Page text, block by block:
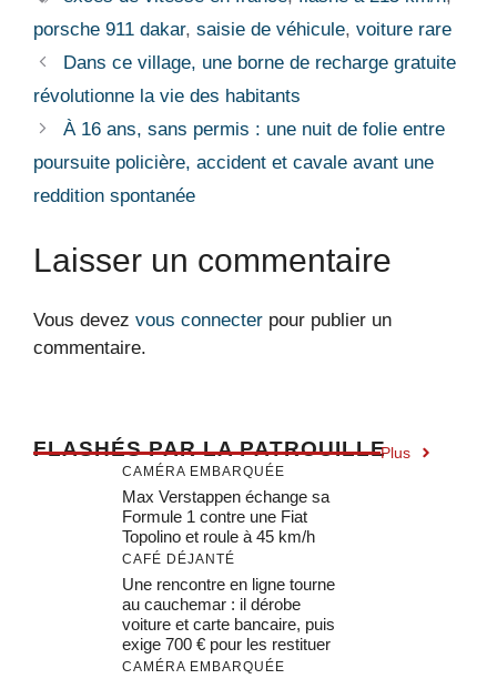
porsche 911 dakar, saisie de véhicule, voiture rare
Dans ce village, une borne de recharge gratuite
révolutionne la vie des habitants
À 16 ans, sans permis : une nuit de folie entre
poursuite policière, accident et cavale avant une
reddition spontanée
Laisser un commentaire
Vous devez vous connecter pour publier un
commentaire.
FLASHÉS PAR LA PATROUILLEPlus
CAMÉRA EMBARQUÉE
Max Verstappen échange sa
Formule 1 contre une Fiat
Topolino et roule à 45 km/h
CAFÉ DÉJANTÉ
Une rencontre en ligne tourne
au cauchemar : il dérobe
voiture et carte bancaire, puis
exige 700 € pour les restituer
CAMÉRA EMBARQUÉE